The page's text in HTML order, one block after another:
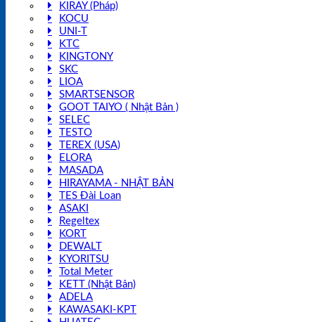
KIRAY (Pháp)
KOCU
UNI-T
KTC
KINGTONY
SKC
LIOA
SMARTSENSOR
GOOT TAIYO ( Nhật Bản )
SELEC
TESTO
TEREX (USA)
ELORA
MASADA
HIRAYAMA - NHẬT BẢN
TES Đài Loan
ASAKI
Regeltex
KORT
DEWALT
KYORITSU
Total Meter
KETT (Nhật Bản)
ADELA
KAWASAKI-KPT